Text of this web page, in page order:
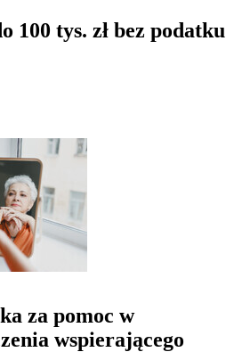
100 tys. zł bez podatku
za pomoc w
wspierającego